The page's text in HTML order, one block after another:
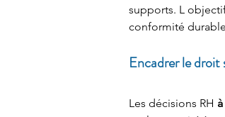
supports. L
conformité
Encadrer le droit
Les décisions RH